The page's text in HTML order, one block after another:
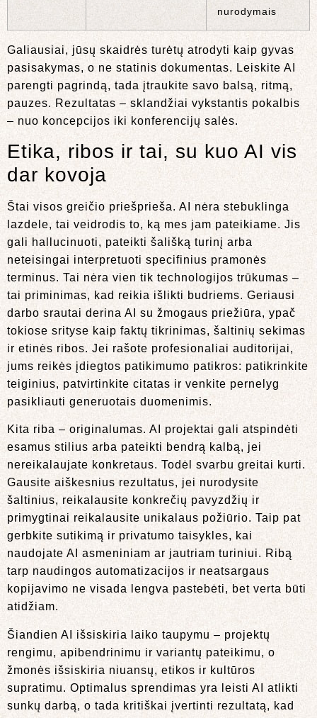
nurodymais
Galiausiai, jūsų skaidrės turėtų atrodyti kaip gyvas
pasisakymas, o ne statinis dokumentas. Leiskite AI
parengti pagrindą, tada įtraukite savo balsą, ritmą,
pauzes. Rezultatas – sklandžiai vykstantis pokalbis
– nuo koncepcijos iki konferencijų salės.
Etika, ribos ir tai, su kuo AI vis
dar kovoja
Štai visos greičio priešprieša. AI nėra stebuklinga
lazdele, tai veidrodis to, ką mes jam pateikiame. Jis
gali hallucinuoti, pateikti šališką turinį arba
neteisingai interpretuoti specifinius pramonės
terminus. Tai nėra vien tik technologijos trūkumas –
tai priminimas, kad reikia išlikti budriems. Geriausi
darbo srautai derina AI su žmogaus priežiūra, ypač
tokiose srityse kaip faktų tikrinimas, šaltinių sekimas
ir etinės ribos. Jei rašote profesionaliai auditorijai,
jums reikės įdiegtos patikimumo patikros: patikrinkite
teiginius, patvirtinkite citatas ir venkite pernelyg
pasikliauti generuotais duomenimis.
Kita riba – originalumas. AI projektai gali atspindėti
esamus stilius arba pateikti bendrą kalbą, jei
nereikalaujate konkretaus. Todėl svarbu greitai kurti.
Gausite aiškesnius rezultatus, jei nurodysite
šaltinius, reikalausite konkrečių pavyzdžių ir
primygtinai reikalausite unikalaus požiūrio. Taip pat
gerbkite sutikimą ir privatumo taisykles, kai
naudojate AI asmeniniam ar jautriam turiniui. Ribą
tarp naudingos automatizacijos ir neatsargaus
kopijavimo ne visada lengva pastebėti, bet verta būti
atidžiam.
Šiandien AI išsiskiria laiko taupymu – projektų
rengimu, apibendrinimu ir variantų pateikimu, o
žmonės išsiskiria niuansų, etikos ir kultūros
supratimu. Optimalus sprendimas yra leisti AI atlikti
sunkų darbą, o tada kritiškai įvertinti rezultatą, kad